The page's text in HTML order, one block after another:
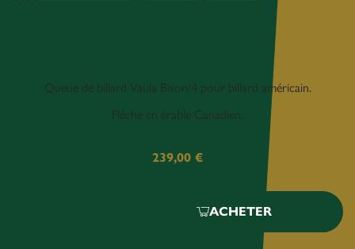
Queue de billard Vaula Bison/4 pour billard américain.
Flèche en érable Canadien.
239,00 €
ACHETER